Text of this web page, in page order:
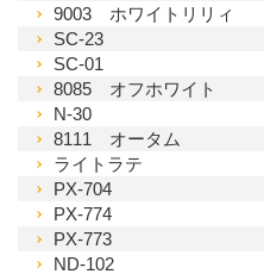
9003 ホワイトリリィ
SC-23
SC-01
8085 オフホワイト
N-30
8111 オータム
ライトラテ
PX-704
PX-774
PX-773
ND-102